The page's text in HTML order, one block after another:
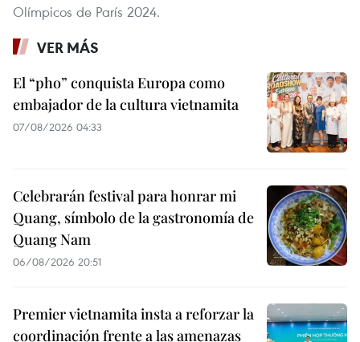
Olímpicos de París 2024.
VER MÁS
El “pho” conquista Europa como
embajador de la cultura vietnamita
07/08/2026 04:33
Celebrarán festival para honrar mi
Quang, símbolo de la gastronomía de
Quang Nam
06/08/2026 20:51
Premier vietnamita insta a reforzar la
coordinación frente a las amenazas